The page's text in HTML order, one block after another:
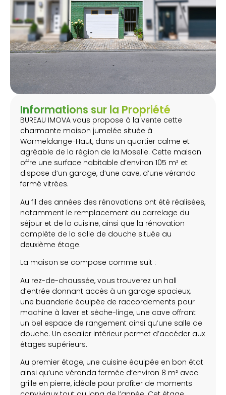
Informations sur la Propriété
BUREAU IMOVA vous propose à la vente cette
charmante maison jumelée située à
Wormeldange-Haut, dans un quartier calme et
agréable de la région de la Moselle. Cette maison
offre une surface habitable d’environ 105 m² et
dispose d’un garage, d’une cave, d’une véranda
fermé vitrées.
Au fil des années des rénovations ont été réalisées,
notamment le remplacement du carrelage du
séjour et de la cuisine, ainsi que la rénovation
complète de la salle de douche située au
deuxième étage.
La maison se compose comme suit :
Au rez-de-chaussée, vous trouverez un hall
d’entrée donnant accès à un garage spacieux,
une buanderie équipée de raccordements pour
machine à laver et sèche-linge, une cave offrant
un bel espace de rangement ainsi qu’une salle de
douche. Un escalier intérieur permet d’accéder aux
étages supérieurs.
Au premier étage, une cuisine équipée en bon état
ainsi qu’une véranda fermée d’environ 8 m² avec
grille en pierre, idéale pour profiter de moments